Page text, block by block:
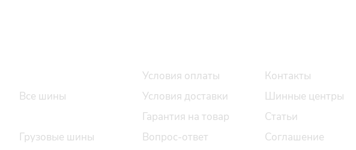
Все шины
Грузовые шины
Условия оплаты
Условия доставки
Гарантия на товар
Вопрос-ответ
Контакты
Шинные центры
Статьи
Соглашение